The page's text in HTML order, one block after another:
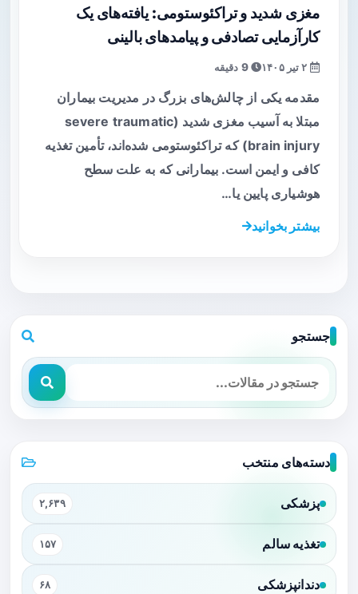
مغزی شدید و تراکئوستومی: یافته‌های یک
کارآزمایی تصادفی و پیامدهای بالینی
9 دقیقه
مقدمه یکی از چالش‌های بزرگ در مدیریت بیماران
مبتلا به آسیب مغزی شدید (severe traumatic
brain injury) که تراکئوستومی شده‌اند، تأمین تغذیه
کافی و ایمن است. بیمارانی که به علت سطح
هوشیاری پایین یا…
بیشتر بخوانید
جستجو
دسته‌های منتخب
پزشکی ۲,۶۳۹
تغذیه سالم ۱۵۷
دندانپزشکی ۶۸